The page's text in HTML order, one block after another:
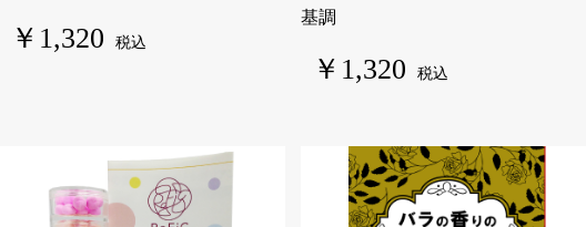
￥1,320 税込
基調
￥1,320 税込